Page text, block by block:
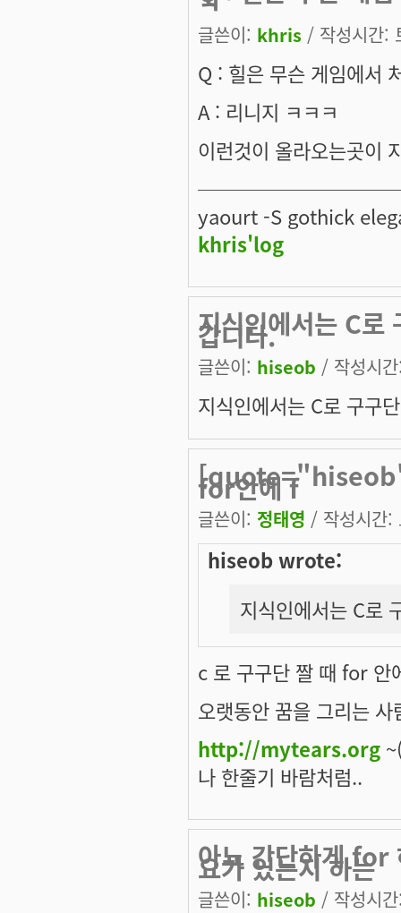
글쓴이: khris / 작성시간:
Q : 힐은 무슨 게임에서
A : 리니지 ㅋㅋㅋ
이런것이 올라오는곳이
yaourt -S gothick
khris'log
지식인에서는 C
갑니다.
글쓴이: hiseob / 작성시
지식인에서는 C로 구구
[quote="hiseob"]
for안에 f
글쓴이: 정태영 / 작성시간
hiseob wrote:
지식인에서는 C로
c 로 구구단 짤 때 for 안
오랫동안 꿈을 그리는
http://mytears.org
나 한줄기 바람처럼..
아뇨 간단하게 for
요가 있는지 하는
글쓴이: hiseob / 작성시